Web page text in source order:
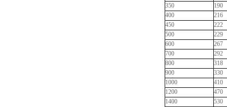
350
190
400
216
450
222
500
229
600
267
700
292
800
318
900
330
1000
410
1200
470
1400
530